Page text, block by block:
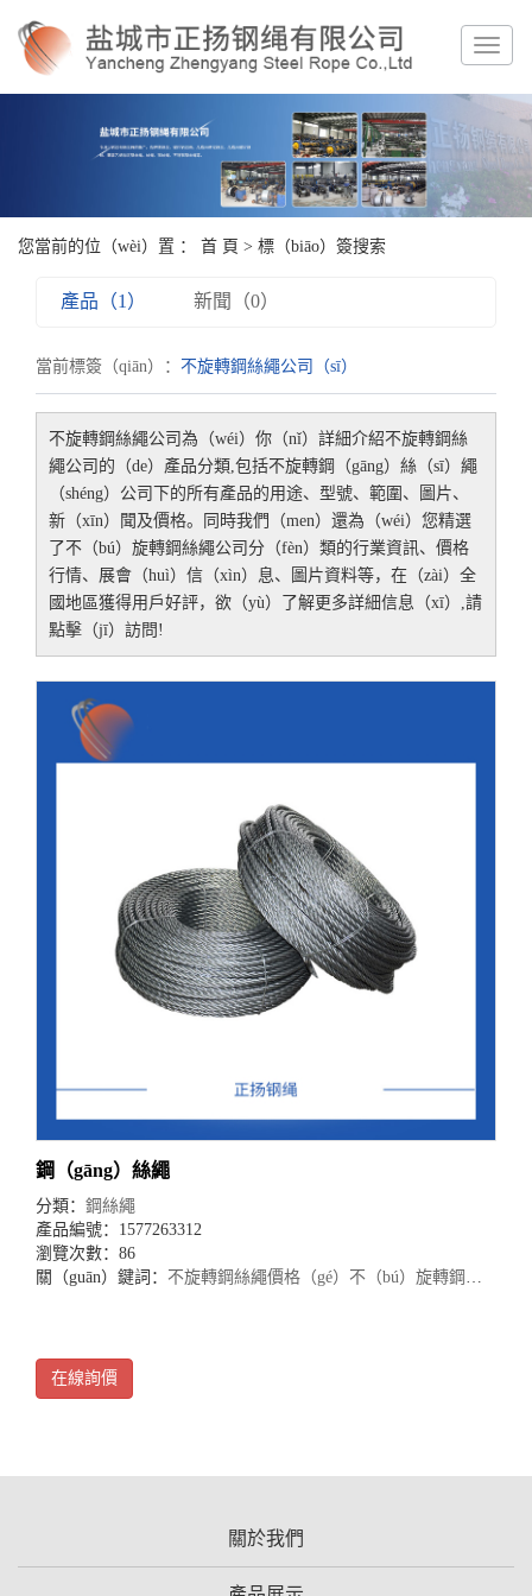
您當前的位（wèi）置 ： 首 頁 > 標（biāo）簽搜索
產品（1） 新聞（0）
當前標簽（qiān）： 不旋轉鋼絲繩公司（sī）
不旋轉鋼絲繩公司 為（wéi）你（nǐ）詳細介紹不旋轉鋼絲
繩公司 的（de）產品分類,包括不旋轉鋼（gāng）絲（sī）繩
（shéng）公司
下的所有產品的用途、型號、範圍、圖片、
新（xīn）聞及價格。同時我們（men）還為（wéi）您精選
了 不（bú）旋轉鋼絲繩公司 分（fèn）類的行業資訊、價格
行情、展會（huì）信（xìn）息、圖片資料等，在（zài）全
國地區獲得用戶好評，欲（yù）了解更多詳細信息（xī）,請
點擊（jī）訪問!
鋼（gāng）絲繩
分類： 鋼絲繩
產品編號：1577263312
瀏覽次數：86
關（guān）鍵詞： 不旋轉鋼絲繩價格（gé） 不（bú）旋轉鋼絲繩批發
在線詢價
關於我們